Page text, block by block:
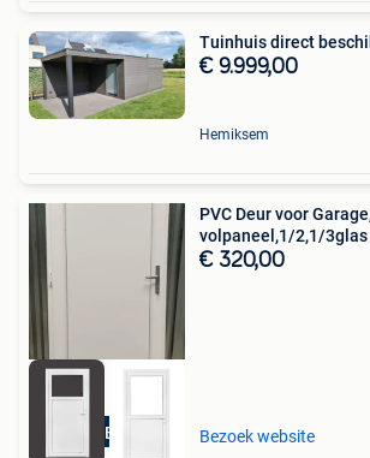
Tuinhuis direct
€ 9.999,00
Hemiksem
PVC Deur voor
volpaneel,1/2,1/3glas
€ 320,00
Bezoek website